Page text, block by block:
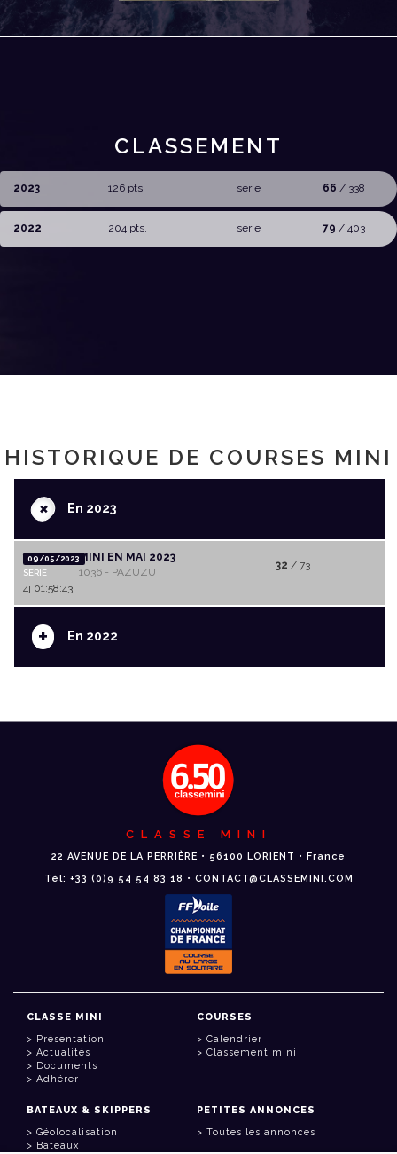
CLASSEMENT
2023 126 pts. serie 66 / 338
2022 204 pts. serie 79 / 403
HISTORIQUE DE COURSES MINI
+En 2023
09/05/2023
SERIE
MINI EN MAI 2023
1036 - PAZUZU
32 / 73
4j 01:58:43
+ En 2022
CLASSE MINI
22 AVENUE DE LA PERRIÈRE • 56100 LORIENT • France
Tél: +33 (0)9 54 54 83 18 • CONTACT@CLASSEMINI.COM
CLASSE MINI
Présentation
Actualités
Documents
Adhérer
COURSES
Calendrier
Classement mini
BATEAUX & SKIPPERS
Géolocalisation
Bateaux
PETITES ANNONCES
Toutes les annonces